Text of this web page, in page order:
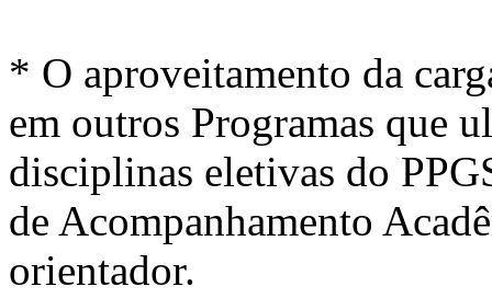
* O aproveitamento da
em outros Programas que
disciplinas eletivas do
de Acompanhamento
orientador.